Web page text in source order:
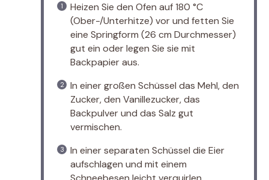
Heizen Sie den Ofen auf 180 °C
(Ober-/Unterhitze) vor und fetten Sie
eine Springform (26 cm Durchmesser)
gut ein oder legen Sie sie mit
Backpapier aus.
In einer großen Schüssel das Mehl, den
Zucker, den Vanillezucker, das
Backpulver und das Salz gut
vermischen.
In einer separaten Schüssel die Eier
aufschlagen und mit einem